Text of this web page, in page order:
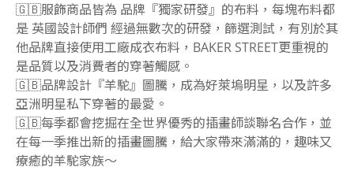
🇬🇧服飾商品皆為 品牌『獨家研發』的布料，每塊布料都
是 英國設計師們 經過無數次的研發，篩選測試，有別於其
他品牌直接使用工廠成衣布料，BAKER STREET更重視的
是品質以及消費者的穿著觸感。
🇬🇧品牌設計『羊駝』圖騰，成為好萊塢明星，以及許多
亞洲明星私下穿著的最愛。
🇬🇧每季都會挖掘在全世界優秀的插畫師談聯名合作，並
在每一季推出新的插畫圖騰，給大家帶來滿滿的，趣味又
療癒的羊駝家族～